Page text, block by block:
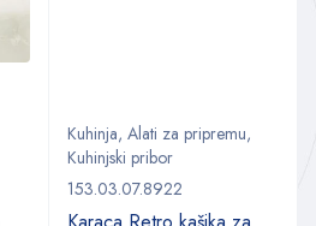
Kuhinja, Alati za pripremu,
Kuhinjski pribor
153.03.07.8922